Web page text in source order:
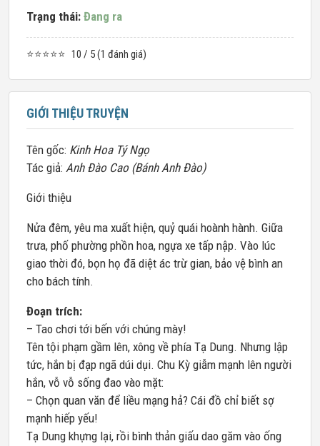
Trạng thái: Đang ra
⭐⭐⭐⭐⭐ 10 / 5 (1 đánh giá)
GIỚI THIỆU TRUYỆN
Tên gốc: Kinh Hoa Tý Ngọ
Tác giả: Anh Đào Cao (Bánh Anh Đào)
Giới thiệu
Nửa đêm, yêu ma xuất hiện, quỷ quái hoành hành. Giữa
trưa, phố phường phồn hoa, ngựa xe tấp nập. Vào lúc
giao thời đó, bọn họ đã diệt ác trừ gian, bảo vệ bình an
cho bách tính.
Đoạn trích:
​– Tao chơi tới bến với chúng mày!
​Tên tội phạm gầm lên, xông về phía Tạ Dung. Nhưng lập
tức, hắn bị đạp ngã dúi dụi. Chu Kỳ giẫm mạnh lên người
hắn, vỗ vỗ sống đao vào mặt:
​– Chọn quan văn để liều mạng hả? Cái đồ chỉ biết sợ
mạnh hiếp yếu!
​Tạ Dung khựng lại, rồi bình thản giấu dao găm vào ống